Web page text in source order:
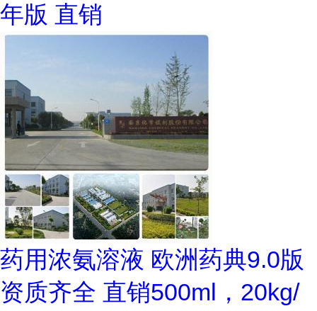
年版 直销
药用浓氨溶液 欧洲药典9.0版
资质齐全 直销500ml，20kg/